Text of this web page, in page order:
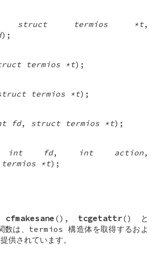
struct termios *t,
);
termios *t);
termios *t);
fd, struct termios *t);
int fd, int action,
*t);
cfmakesane (), tcgetattr() と
は、termios 構造体を取得するおよ
供されています。